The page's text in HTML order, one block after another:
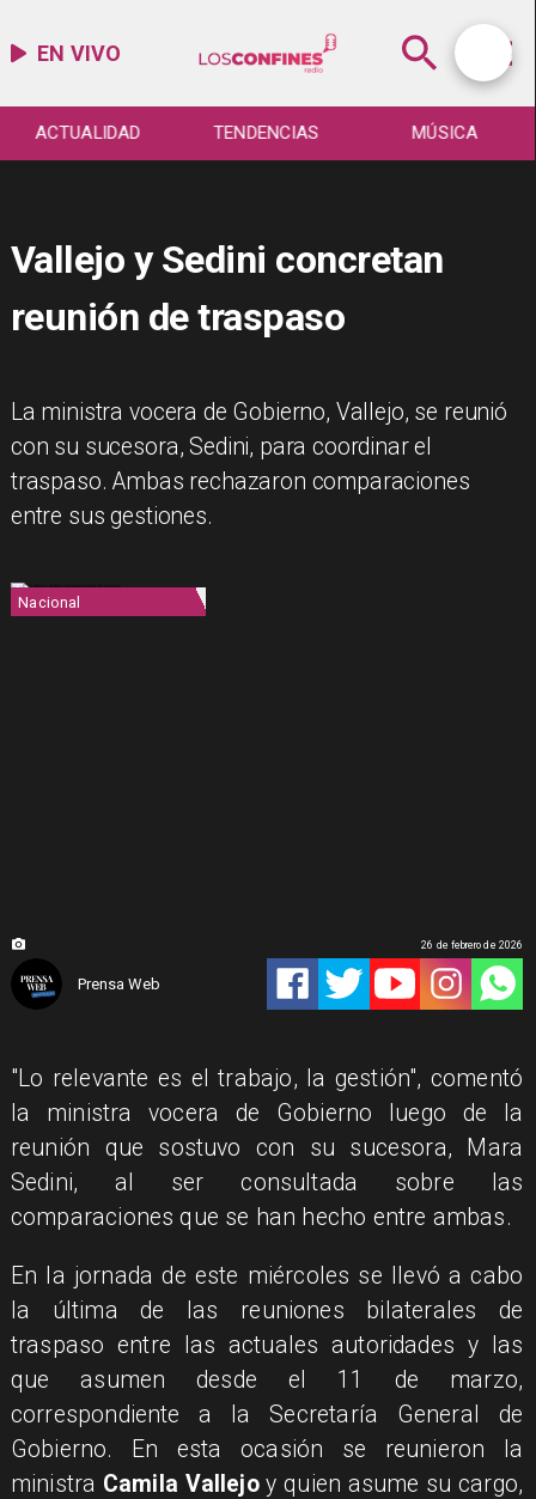
EN VIVO
ACTUALIDAD TENDENCIAS MÚSICA
Vallejo y Sedini concretan
reunión de traspaso
La ministra vocera de Gobierno, Vallejo, se reunió
con su sucesora, Sedini, para coordinar el
traspaso. Ambas rechazaron comparaciones
entre sus gestiones.
Nacional
Prensa Web
26 de febrero de 2026
"Lo relevante es el trabajo, la gestión", comentó
la ministra vocera de Gobierno luego de la
reunión que sostuvo con su sucesora, Mara
Sedini, al ser consultada sobre las
comparaciones que se han hecho entre ambas.
En la jornada de este miércoles se llevó a cabo
la última de las reuniones bilaterales de
traspaso entre las actuales autoridades y las
que asumen desde el 11 de marzo,
correspondiente a la Secretaría General de
Gobierno. En esta ocasión se reunieron la
ministra Camila Vallejoy quien asume su cargo,